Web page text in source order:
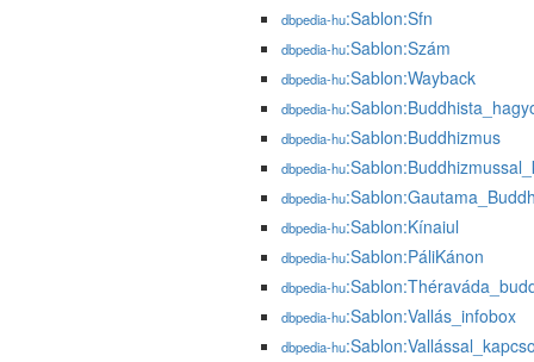
dbpedia-hu:Sablon:Sfn
dbpedia-hu:Sablon:Szám
dbpedia-hu:Sablon:Wayback
dbpedia-hu
dbpedia-hu:Sablon:Buddhizmus
dbpedia-hu
dbpedia-hu
dbpedia-hu:Sablon:Kínaiul
dbpedia-hu:Sablon:PáliKánon
dbpedia-hu
dbpedia-hu:Sablon:Vallás_infobox
dbpedia-hu